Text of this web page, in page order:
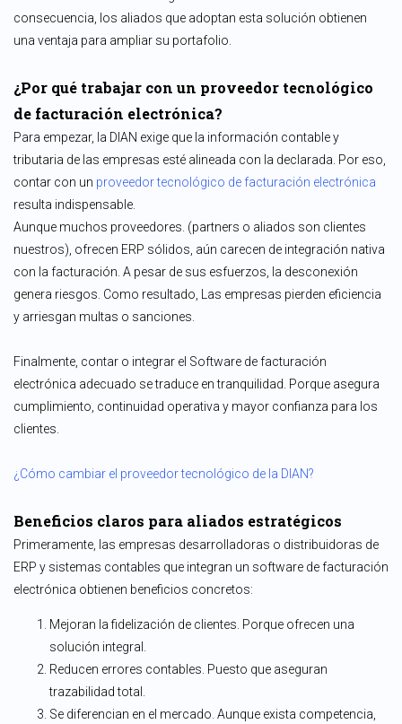
consecuencia, los aliados que adoptan esta solución obtienen
una ventaja para ampliar su portafolio.
¿Por qué trabajar con un proveedor tecnológico
de facturación electrónica?
Para empezar, la DIAN exige que la información contable y
tributaria de las empresas esté alineada con la declarada. Por eso,
contar con un proveedor tecnológico de facturación electrónica
resulta indispensable.
Aunque muchos proveedores. (partners o aliados son clientes
nuestros), ofrecen ERP sólidos, aún carecen de integración nativa
con la facturación. A pesar de sus esfuerzos, la desconexión
genera riesgos. Como resultado, Las empresas pierden eficiencia
y arriesgan multas o sanciones.
Finalmente, contar o integrar el Software de facturación
electrónica adecuado se traduce en tranquilidad. Porque asegura
cumplimiento, continuidad operativa y mayor confianza para los
clientes.
¿Cómo cambiar el proveedor tecnológico de la DIAN?
Beneficios claros para aliados estratégicos
Primeramente, las empresas desarrolladoras o distribuidoras de
ERP y sistemas contables que integran un software de facturación
electrónica obtienen beneficios concretos:
Mejoran la fidelización de clientes. Porque ofrecen una
solución integral.
Reducen errores contables. Puesto que aseguran
trazabilidad total.
Se diferencian en el mercado. Aunque exista competencia,